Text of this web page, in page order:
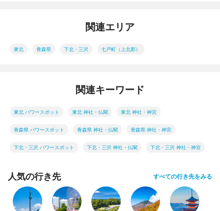
関連エリア
東北 青森県 下北・三沢 七戸町（上北郡）
関連キーワード
東北 パワースポット 東北 神社・仏閣 東北 神社・神宮
青森県 パワースポット 青森県 神社・仏閣 青森県 神社・神宮
下北・三沢 パワースポット 下北・三沢 神社・仏閣 下北・三沢 神社・神宮
人気の行き先 すべての行き先をみる